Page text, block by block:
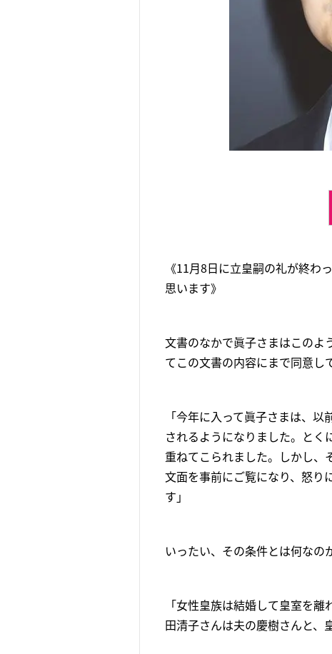
《11月8日に立皇嗣の礼が終わ
思います》
文書のなかで眞子さまはこのよ
てこの文書の内容にまで同意し
「今年に入って眞子さまは、
されるようになりました。と
重ねてこられました。しかし、
文面を事前にご覧になり、怒り
す」
いったい、その条件とは何なの
「女性皇族は結婚して皇室を
田清子さんは夫の慶樹さんと、